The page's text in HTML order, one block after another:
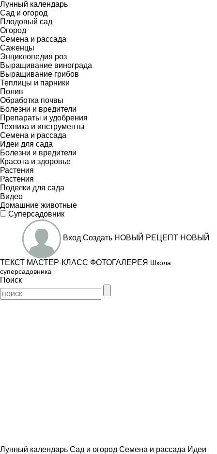
Лунный календарь
Сад и огород
Плодовый сад
Огород
Семена и рассада
Саженцы
Энциклопедия роз
Выращивание винограда
Выращивание грибов
Теплицы и парники
Полив
Обработка почвы
Болезни и вредители
Препараты и удобрения
Техника и инструменты
Семена и рассада
Идеи для сада
Болезни и вредители
Красота и здоровье
Растения
Растения
Поделки для сада
Видео
Домашние животные
Суперсадовник
Вход Создать НОВЫЙ РЕЦЕПТ НОВЫЙ
ТЕКСТ МАСТЕР-КЛАСС ФОТОГАЛЕРЕЯ Школа
суперсадовника
Поиск
Лунный календарь Сад и огород Семена и рассада Идеи